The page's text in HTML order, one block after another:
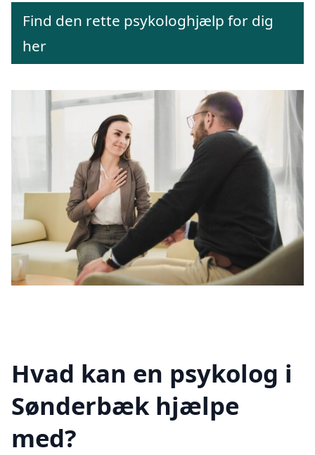
Find den rette psykologhjælp for dig
her
Hvad kan en psykolog i
Sønderbæk hjælpe
med?